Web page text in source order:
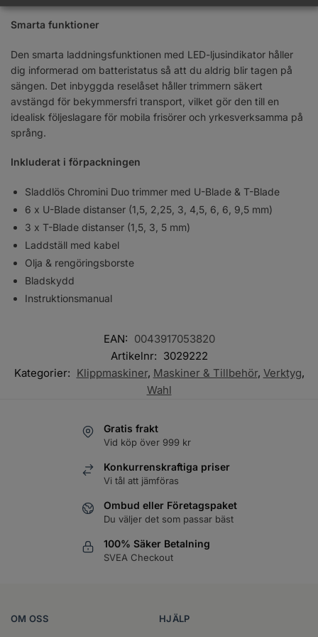
Smarta funktioner
Den smarta laddningsfunktionen med LED-ljusindikator håller
dig informerad om batteristatus så att du aldrig blir tagen på
sängen. Det inbyggda reselåset håller trimmern säkert
avstängd för bekymmersfri transport, vilket gör den till en
idealisk följeslagare för mobila frisörer och yrkesverksamma på
språng.
Inkluderat i förpackningen
Sladdlös Chromini Duo trimmer med U-Blade & T-Blade
6 x U-Blade distanser (1,5, 2,25, 3, 4,5, 6, 6, 9,5 mm)
3 x T-Blade distanser (1,5, 3, 5 mm)
Laddställ med kabel
Olja & rengöringsborste
Bladskydd
Instruktionsmanual
EAN: 0043917053820
Artikelnr: 3029222
Kategorier: Klippmaskiner, Maskiner & Tillbehör, Verktyg,
Wahl
Gratis frakt
Vid köp över 999 kr
Konkurrenskraftiga priser
Vi tål att jämföras
Ombud eller Företagspaket
Du väljer det som passar bäst
100% Säker Betalning
SVEA Checkout
OM OSS HJÄLP